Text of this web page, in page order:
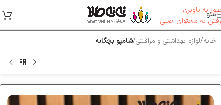
عبور به ناوبری
رفتن به محتوای اصلی
منو
خانه لوازم بهداشتی و مراقبتی شامپو بچگانه